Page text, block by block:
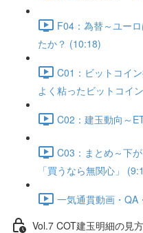
F04：為替～ユー
たか？ (10:18)
C01：ビットコイ
よく粘ったビットコイ
C02：建玉動向～
C03：まとめ～下
「買うなら無関心」
一気通貫動画・QA
Vol.7 COT建⽟明細の